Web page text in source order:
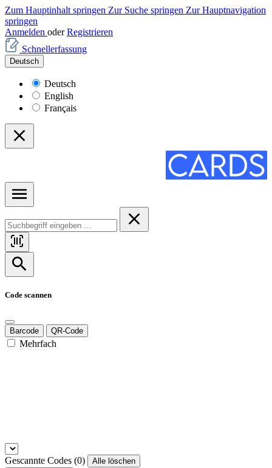
Zum Hauptinhalt springen Zur Suche springen Zur Hauptnavigation
springen
Anmelden oder Registrieren
Schnellerfassung
Deutsch
Deutsch
English
Français
Code scannen
Barcode QR-Code
Mehrfach
Gescannte Codes (0)
Alle löschen